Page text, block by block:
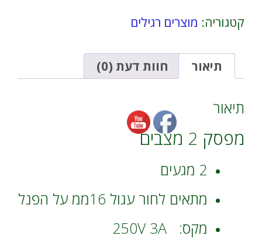
מצבים
לחור
16ממ
הפנל
t
i
v
קטגוריה: מוצרים רגילים
תיאור חוות דעת (0)
תיאור
מפסק 2 מצבים
2 מגעים
מתאים לחור עגול 16ממ על הפנל
מקס: 250V 3A